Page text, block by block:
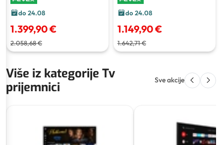
do 24.08
1.399,90 €
2.058,68 €
do 24.08
1.149,90 €
1.642,71 €
Više iz kategorije Tv
prijemnici
Sve akcije